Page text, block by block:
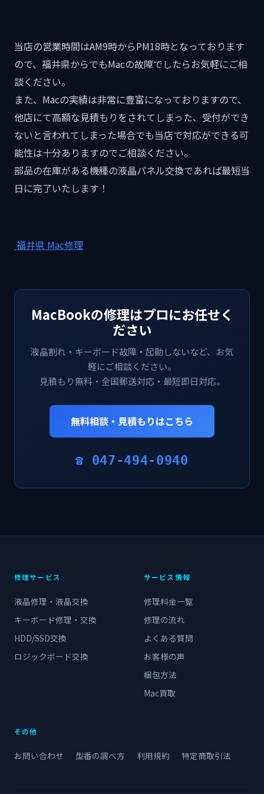
当店の営業時間はAM9時からPM18時となっております
ので、福井県からでもMacの故障でしたらお気軽にご相
談ください。
また、Macの実績は非常に豊富になっておりますので、
他店にて高額な見積もりをされてしまった、受付ができ
ないと言われてしまった場合でも当店で対応ができる可
能性は十分ありますのでご相談ください。
部品の在庫がある機種の液晶パネル交換であれば最短当
日に完了いたします！
福井県 Mac修理
MacBookの修理はプロにお任せく
ださい
液晶割れ・キーボード故障・起動しないなど、お気
軽にご相談ください。
見積もり無料・全国郵送対応・最短即日対応。
無料相談・見積もりはこちら
☎ 047-494-0940
修理サービス
液晶修理・液晶交換
キーボード修理・交換
HDD/SSD交換
ロジックボード交換
サービス情報
修理料金一覧
修理の流れ
よくある質問
お客様の声
梱包方法
Mac買取
その他
お問い合わせ 型番の調べ方 利用規約 特定商取引法